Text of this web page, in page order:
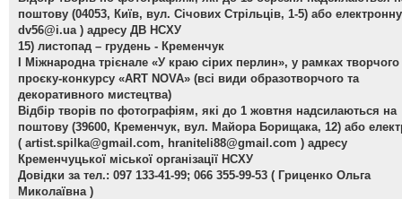
поштову (04053, Київ, вул. Січових Стрільців, 1-5) або
dv56@i.ua ) адресу ДВ НСХУ
15) листопад – грудень - Кременчук
І Міжнародна трієнале «У краю сірих перлин», у рамках творчого
проєку-конкурсу «ART NOVA» (всі види образотворчого та
декоративного мистецтва)
Відбір творів по фотографіям, які до 1 жовтня надсилаються на
поштову (39600, Кременчук, вул. Майора Борищака, 12) або
( artist.spilka@gmail.com, hraniteli88@gmail.com ) адресу
Кременчуцької міської організації НСХУ
Довідки за тел.: 097 133-41-99; 066 355-99-53 ( Гриценко Ольга
Миколаївна )